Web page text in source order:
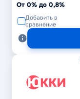
От 0% до 0,8%
Добавить в
сравнение